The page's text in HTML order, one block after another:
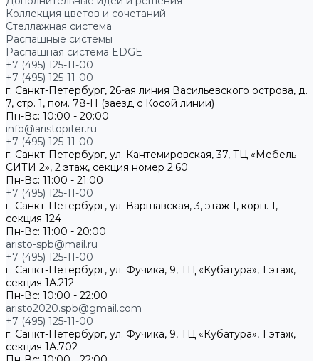
Коллекция цветов и сочетаний
Стеллажная система
Распашные системы
Распашная система EDGE
+7 (495) 125-11-00
+7 (495) 125-11-00
г. Санкт-Петербург, 26-ая линия Васильевского острова, д.
7, стр. 1, пом. 78-Н (заезд с Косой линии)
Пн-Вс: 10:00 - 20:00
info@aristopiter.ru
+7 (495) 125-11-00
г. Санкт-Петербург, ул. Кантемировская, 37, ТЦ «Мебель
СИТИ 2», 2 этаж, секция номер 2.60
Пн-Вс: 11:00 - 21:00
+7 (495) 125-11-00
г. Санкт-Петербург, ул. Варшавская, 3, этаж 1, корп. 1,
секция 124
Пн-Вс: 11:00 - 20:00
aristo-spb@mail.ru
+7 (495) 125-11-00
г. Санкт-Петербург, ул. Фучика, 9, ТЦ «Кубатура», 1 этаж,
секция 1А.212
Пн-Вс: 10:00 - 22:00
aristo2020.spb@gmail.com
+7 (495) 125-11-00
г. Санкт-Петербург, ул. Фучика, 9, ТЦ «Кубатура», 1 этаж,
секция 1А.702